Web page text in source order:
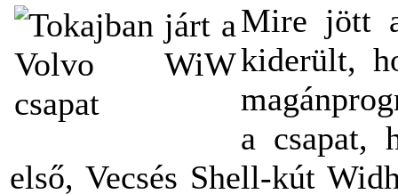
Mire jött
kiderült,
a csapat,
első, Vecsés Shell-kút